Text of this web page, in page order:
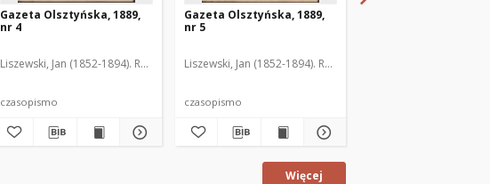
Gazeta Olsztyńska, 1889,
nr 4
Liszewski, Jan (1852-1894). Red.
czasopismo
Gazeta Olsztyńska, 1889,
nr 5
Liszewski, Jan (1852-1894). Red.
czasopismo
Więcej